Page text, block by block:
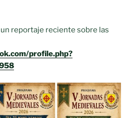
reportaje reciente sobre las
profile.php?